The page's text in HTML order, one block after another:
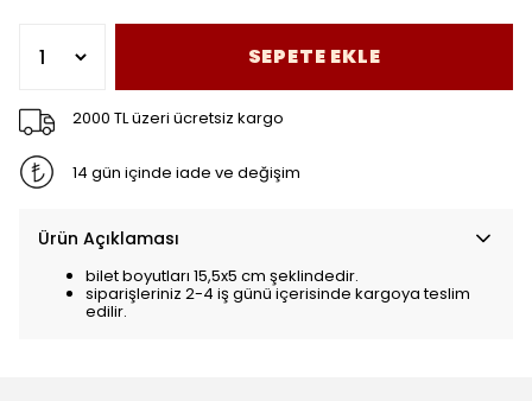
SEPETE EKLE
2000 TL üzeri ücretsiz kargo
14 gün içinde iade ve değişim
Ürün Açıklaması
bilet boyutları 15,5x5 cm şeklindedir.
siparişleriniz 2-4 iş günü içerisinde kargoya teslim
edilir.